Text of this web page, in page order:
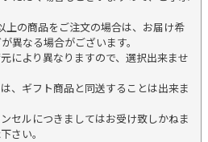
上の商品をご注文の場合は、お届け希
異なる場合がございます。
により異なりますので、選択出来ませ
、ギフト商品と同送することは出来ま
セルにつきましてはお受け致しかねま
さい。